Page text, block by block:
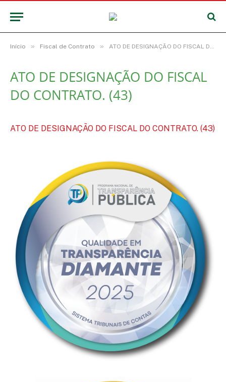
Início » Fiscal de Contrato » ATO DE DESIGNAÇÃO DO FISCAL DO CONTRATO. (43)
ATO DE DESIGNAÇÃO DO FISCAL
DO CONTRATO. (43)
ATO DE DESIGNAÇÃO DO FISCAL DO CONTRATO. (43)